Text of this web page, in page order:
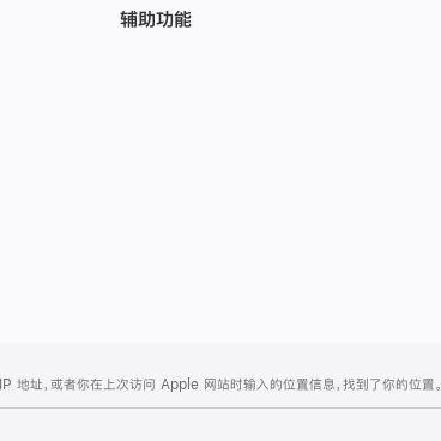
辅助功能
地址，或者你在上次访问 Apple 网站时输入的位置信息，找到了你的位置。